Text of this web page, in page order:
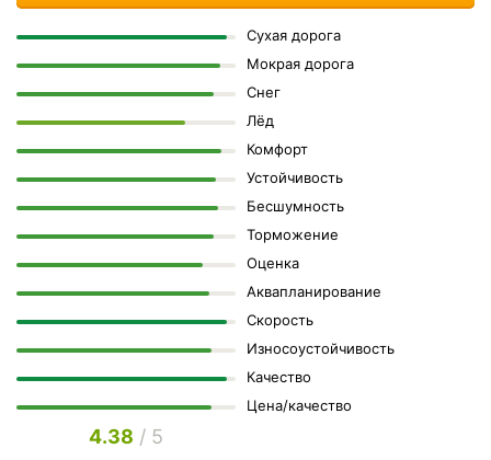
Сухая дорога
Мокрая дорога
Снег
Лёд
Комфорт
Устойчивость
Бесшумность
Торможение
Оценка
Аквапланирование
Скорость
Износоустойчивость
Качество
Цена/качество
4.38 / 5